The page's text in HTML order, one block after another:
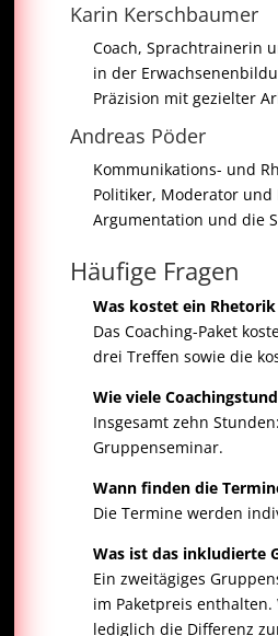
Karin Kerschbaumer
Coach, Sprachtrainerin
in der
Präzision mit gezielter
Andreas Pöder
Kommunikations- und
Politiker, Moderator
Argumentation und die
Häufige Fragen
Was kostet ein Rhetorik
Das Coaching-Paket
drei Treffen sowie die
Wie viele
Insgesamt zehn
Gruppenseminar.
Wann finden die
Die Termine werden
Was ist das inkludierte
Ein zweitägiges
im Paketpreis
lediglich die Differenz